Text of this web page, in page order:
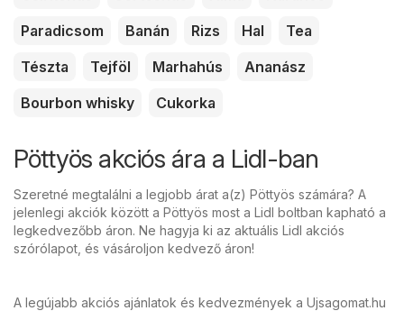
Paradicsom
Banán Rizs Hal
Tea
Tészta
Tejföl Marhahús
Ananász
Bourbon whisky
Cukorka
Pöttyös akciós ára a Lidl-ban
Szeretné megtalálni a legjobb árat a(z) Pöttyös számára? A
jelenlegi akciók között a Pöttyös most a Lidl boltban kapható a
legkedvezőbb áron. Ne hagyja ki az aktuális Lidl akciós
szórólapot, és vásároljon kedvező áron!
A legújabb akciós ajánlatok és kedvezmények a Ujsagomat.hu